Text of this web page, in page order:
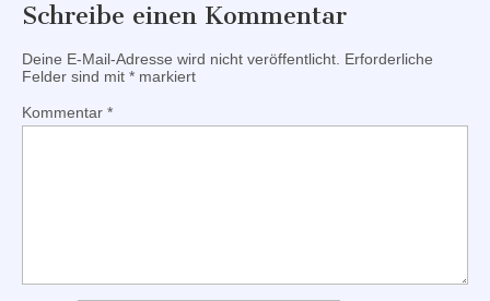
Schreibe einen Kommentar
Deine E-Mail-Adresse wird nicht veröffentlicht. Erforderliche
Felder sind mit * markiert
Kommentar *